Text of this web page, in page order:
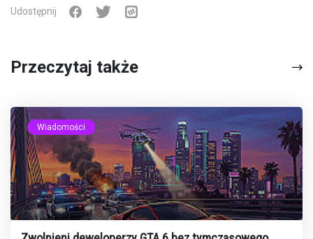
Udostępnij
Przeczytaj także
Wiadomości